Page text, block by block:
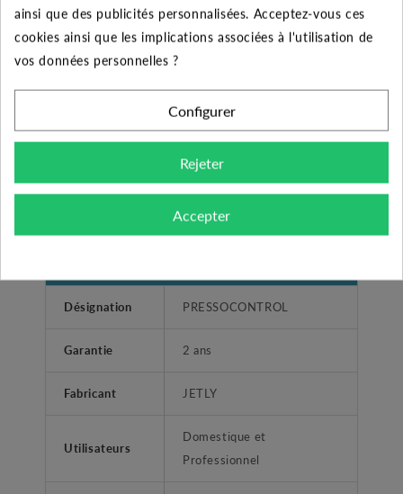
50/60 Hz, pouvant atteindre jusqu’à 1.5 Kw (8A).
Hydrauliquement il accepte une pression maximum de
10 bars et un débit maximum de 6 m3/h. Pour son
utilisation la pompe doit fournir minimum 3 bars de
pression. Le PRESSCONTROL a pour pression de
redémarrage standard 1.5 bar. Raccordement en 1
Désignation PRESSOCONTROL
Garantie 2 ans
Fabricant JETLY
Utilisateurs
Domestique et
Professionnel
ainsi que des publicités personnalisées. Acceptez-vous ces
cookies ainsi que les implications associées à l'utilisation de
vos données personnelles ?
Configurer
Rejeter
Accepter